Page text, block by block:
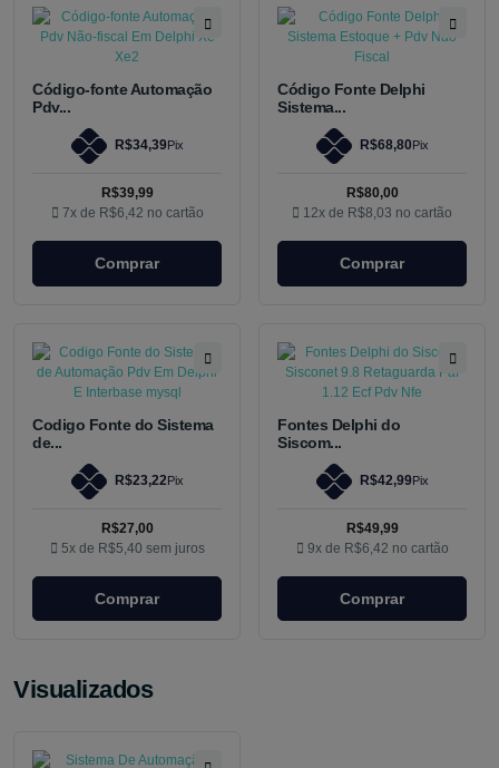
Código-fonte Automação
Pdv...
R$34,39Pix
R$39,99
7x de R$6,42 no cartão
Comprar
Código Fonte Delphi
Sistema...
R$68,80Pix
R$80,00
12x de R$8,03 no cartão
Comprar
Codigo Fonte do Sistema
de...
R$23,22Pix
R$27,00
5x de R$5,40 sem juros
Comprar
Fontes Delphi do
Siscom...
R$42,99Pix
R$49,99
9x de R$6,42 no cartão
Comprar
Visualizados